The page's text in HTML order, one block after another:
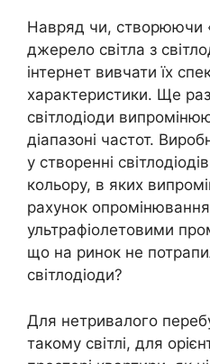
Навряд чи, створюючи
джерело світла з
інтернет вивчати їх
характеристики. Ще
світлодіоди
діапазоні частот.
у створенні
кольору, в яких
рахунок
ультрафіолетовими
що на ринок не
світлодіоди?
Для нетривалого
такому світлі, для